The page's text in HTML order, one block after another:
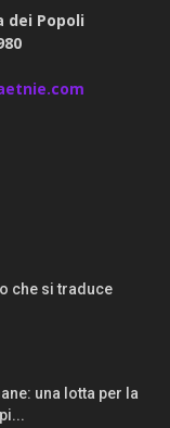
dei Popoli
che si traduce
una lotta per la